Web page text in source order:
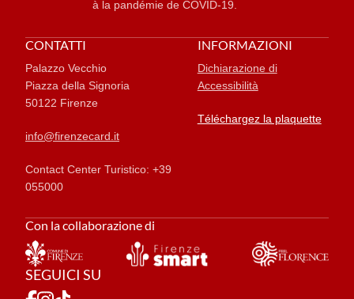
à la pandémie de COVID-19.
CONTATTI
Palazzo Vecchio
Piazza della Signoria
50122 Firenze
info@firenzecard.it
Contact Center Turistico: +39
055000
INFORMAZIONI
Dichiarazione di
Accessibilità
Téléchargez la plaquette
Con la collaborazione di
SEGUICI SU